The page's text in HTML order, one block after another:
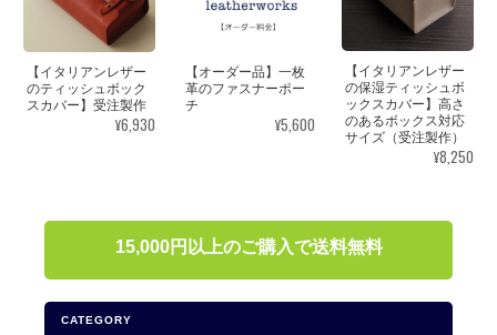
【イタリアンレザー
のティッシュボック
スカバー】受注製作
¥6,930
【オーダー品】一枚
革のファスナーポー
チ
¥5,600
【イタリアンレザー
の保湿ティッシュボ
ックスカバー】高さ
のあるボックス対応
サイズ（受注製作）
¥8,250
15,000円以上のご購入で送料無料
CATEGORY